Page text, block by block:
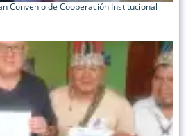
Convenio de Cooperación Institucional